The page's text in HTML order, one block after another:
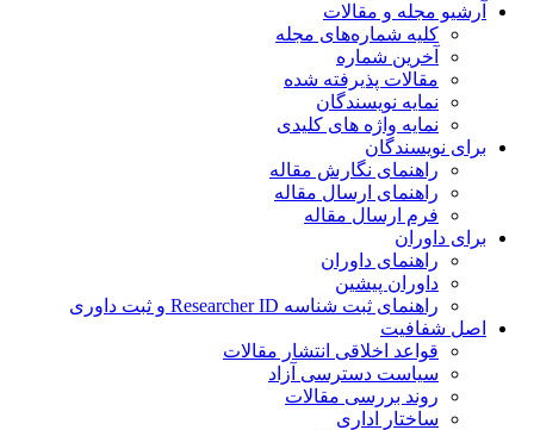
مجله و مقالات
کلیه شماره‌های مجله
آخرین شماره
مقالات پذیرفته شده
نمایه نویسندگان
نمایه واژه های کلیدی
نویسندگان
راهنمای نگارش مقاله
راهنمای ارسال مقاله
فرم ارسال مقاله
داوران
راهنمای داوران
داوران پیشین
راهنمای ثبت شناسه Researcher ID و ثبت داوری
شفافیت
قواعد اخلاقی انتشار مقالات
سیاست دسترسی آزاد
روند بررسی مقالات
ساختار اداری